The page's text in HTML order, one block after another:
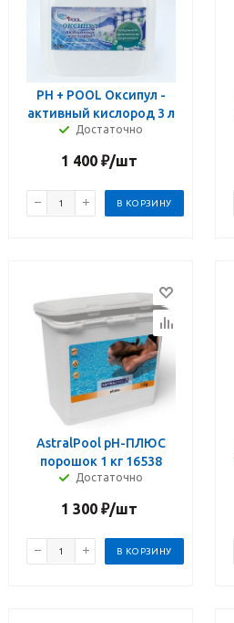
PH + POOL Оксипул -
активный кислород 3 л
Достаточно
1 400 ₽/шт
В КОРЗИНУ
AstralPool pH-ПЛЮС
порошок 1 кг 16538
Достаточно
1 300 ₽/шт
В КОРЗИНУ